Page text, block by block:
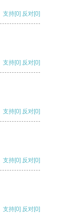
支持[0] 反对[0]
支持[0] 反对[0]
支持[0] 反对[0]
支持[0] 反对[0]
支持[0] 反对[0]